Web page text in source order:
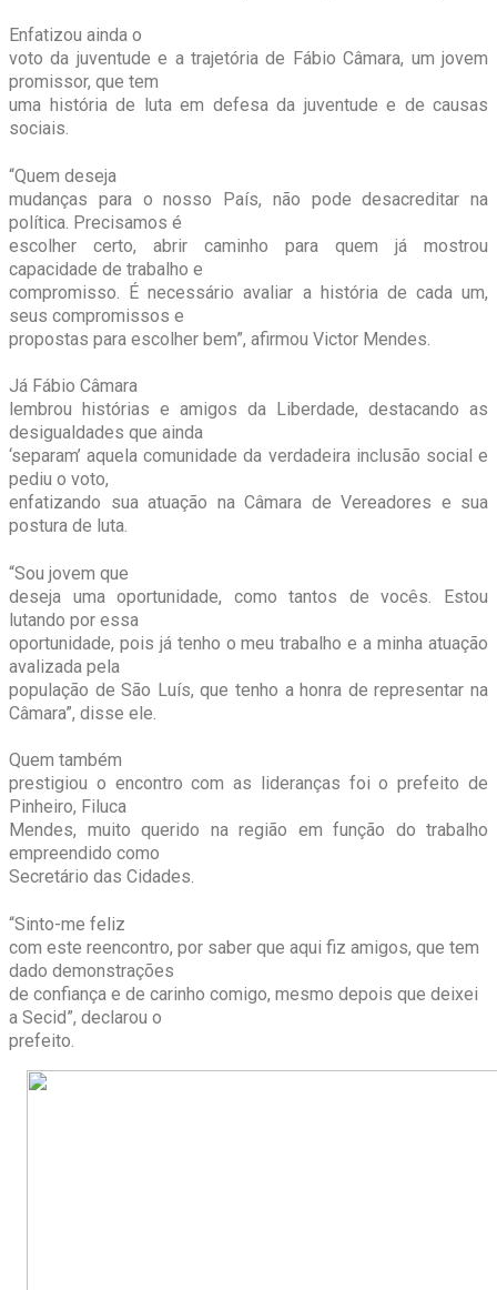
Enfatizou ainda o
voto da juventude e a trajetória de Fábio Câmara, um jovem
promissor, que tem
uma história de luta em defesa da juventude e de causas
sociais.
“Quem deseja
mudanças para o nosso País, não pode desacreditar na
política. Precisamos é
escolher certo, abrir caminho para quem já mostrou
capacidade de trabalho e
compromisso. É necessário avaliar a história de cada um,
seus compromissos e
propostas para escolher bem”, afirmou Victor Mendes.
Já Fábio Câmara
lembrou histórias e amigos da Liberdade, destacando as
desigualdades que ainda
‘separam’ aquela comunidade da verdadeira inclusão social e
pediu o voto,
enfatizando sua atuação na Câmara de Vereadores e sua
postura de luta.
“Sou jovem que
deseja uma oportunidade, como tantos de vocês. Estou
lutando por essa
oportunidade, pois já tenho o meu trabalho e a minha atuação
avalizada pela
população de São Luís, que tenho a honra de representar na
Câmara”, disse ele.
Quem também
prestigiou o encontro com as lideranças foi o prefeito de
Pinheiro, Filuca
Mendes, muito querido na região em função do trabalho
empreendido como
Secretário das Cidades.
“Sinto-me feliz
com este reencontro, por saber que aqui fiz amigos, que tem
dado demonstrações
de confiança e de carinho comigo, mesmo depois que deixei
a Secid”, declarou o
prefeito.